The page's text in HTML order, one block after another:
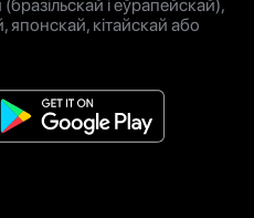
і еўрапейскай),
японскай, кітайскай або